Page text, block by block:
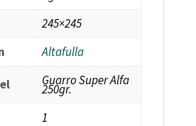
245×245
Altafulla
Guarro Super Alfa
250gr.
1